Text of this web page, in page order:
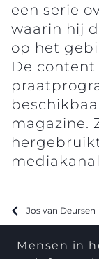
een serie
waarin hij
op het
De
magazine.
Jos van Deursen
Mensen in